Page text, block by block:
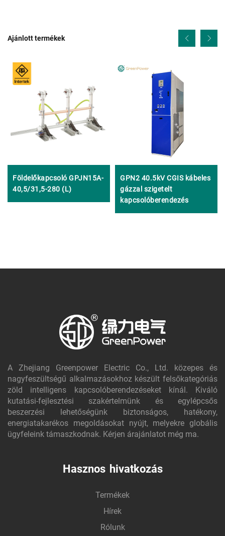
Ajánlott termékek
Földelőkapcsoló GPJN15A-
40,5/31,5-280 (L)
GPN2 40.5kV CGIS kábeles
gázzal szigetelt
kapcsolóberendezés
A Zhejiang Greenpower Electric Co., Ltd. közepes és
nagyfeszültségű alkalmazásokhoz készült felsőkategóriás
zöld intelligens kapcsolóberendezéseket kínál. Kiváló
kutatási-fejlesztési szakértelmünk és egylépcsős
beszerzési lehetőségünk biztonságos, hatékony,
energiatakarékos megoldásokat nyújt, melyekre globális
ügyfeleink támaszkodnak. Kérjen árajánlatot még ma.
Hasznos hivatkozás
Termékek
Hírek
Rólunk